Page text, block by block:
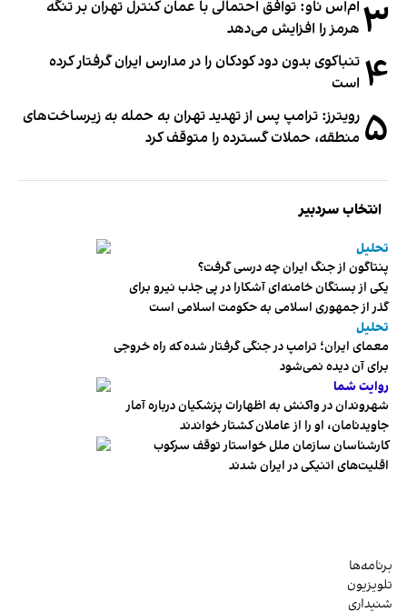
۳ ام‌اس ناو: توافق احتمالی با عمان کنترل تهران بر تنگه
هرمز را افزایش می‌دهد
۴ تنباکوی بدون دود کودکان را در مدارس ایران گرفتار کرده
است
۵ رویترز: ترامپ پس از تهدید تهران به حمله به زیرساخت‌های
منطقه، حملات گسترده را متوقف کرد
انتخاب سردبیر
تحلیل
پنتاگون از جنگ ایران چه درسی گرفت؟
یکی از بستگان خامنه‌ای آشکارا در پی جذب نیرو برای
گذر از جمهوری اسلامی به حکومت اسلامی است
تحلیل
معمای ایران؛ ترامپ در جنگی گرفتار شده که راه خروجی
برای آن دیده نمی‌شود
روایت شما
شهروندان در واکنش به اظهارات پزشکیان درباره آمار
جاویدنامان، او را از عاملان کشتار خواندند
کارشناسان سازمان ملل خواستار توقف سرکوب
اقلیت‌های اتنیکی در ایران شدند
برنامه‌ها
تلویزیون
شنیداری